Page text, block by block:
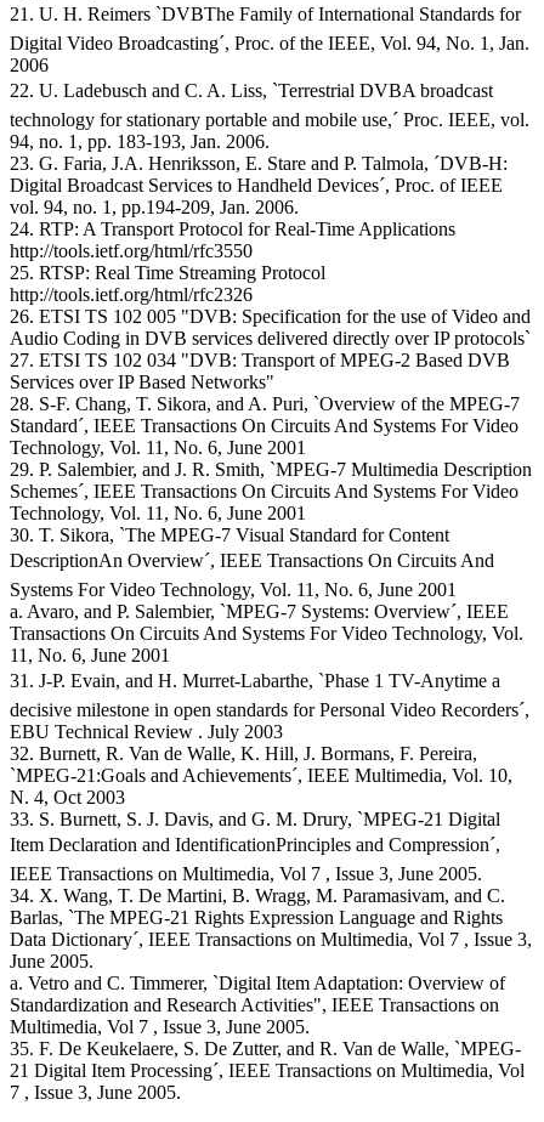
21. U. H. Reimers `DVBThe Family of International Standards for
Digital Video Broadcasting´, Proc. of the IEEE, Vol. 94, No. 1, Jan.
2006
22. U. Ladebusch and C. A. Liss, `Terrestrial DVBA broadcast
technology for stationary portable and mobile use,´ Proc. IEEE, vol.
94, no. 1, pp. 183-193, Jan. 2006.
23. G. Faria, J.A. Henriksson, E. Stare and P. Talmola, ´DVB-H:
Digital Broadcast Services to Handheld Devices´, Proc. of IEEE
vol. 94, no. 1, pp.194-209, Jan. 2006.
24. RTP: A Transport Protocol for Real-Time Applications
http://tools.ietf.org/html/rfc3550
25. RTSP: Real Time Streaming Protocol
http://tools.ietf.org/html/rfc2326
26. ETSI TS 102 005 "DVB: Specification for the use of Video and
Audio Coding in DVB services delivered directly over IP protocols`
27. ETSI TS 102 034 "DVB: Transport of MPEG-2 Based DVB
Services over IP Based Networks"
28. S-F. Chang, T. Sikora, and A. Puri, `Overview of the MPEG-7
Standard´, IEEE Transactions On Circuits And Systems For Video
Technology, Vol. 11, No. 6, June 2001
29. P. Salembier, and J. R. Smith, `MPEG-7 Multimedia Description
Schemes´, IEEE Transactions On Circuits And Systems For Video
Technology, Vol. 11, No. 6, June 2001
30. T. Sikora, `The MPEG-7 Visual Standard for Content
DescriptionAn Overview´, IEEE Transactions On Circuits And
Systems For Video Technology, Vol. 11, No. 6, June 2001
a. Avaro, and P. Salembier, `MPEG-7 Systems: Overview´, IEEE
Transactions On Circuits And Systems For Video Technology, Vol.
11, No. 6, June 2001
31. J-P. Evain, and H. Murret-Labarthe, `Phase 1 TV-Anytime a
decisive milestone in open standards for Personal Video Recorders´,
EBU Technical Review . July 2003
32. Burnett, R. Van de Walle, K. Hill, J. Bormans, F. Pereira,
`MPEG-21:Goals and Achievements´, IEEE Multimedia, Vol. 10,
N. 4, Oct 2003
33. S. Burnett, S. J. Davis, and G. M. Drury, `MPEG-21 Digital
Item Declaration and IdentificationPrinciples and Compression´,
IEEE Transactions on Multimedia, Vol 7 , Issue 3, June 2005.
34. X. Wang, T. De Martini, B. Wragg, M. Paramasivam, and C.
Barlas, `The MPEG-21 Rights Expression Language and Rights
Data Dictionary´, IEEE Transactions on Multimedia, Vol 7 , Issue 3,
June 2005.
a. Vetro and C. Timmerer, `Digital Item Adaptation: Overview of
Standardization and Research Activities", IEEE Transactions on
Multimedia, Vol 7 , Issue 3, June 2005.
35. F. De Keukelaere, S. De Zutter, and R. Van de Walle, `MPEG-
21 Digital Item Processing´, IEEE Transactions on Multimedia, Vol
7 , Issue 3, June 2005.